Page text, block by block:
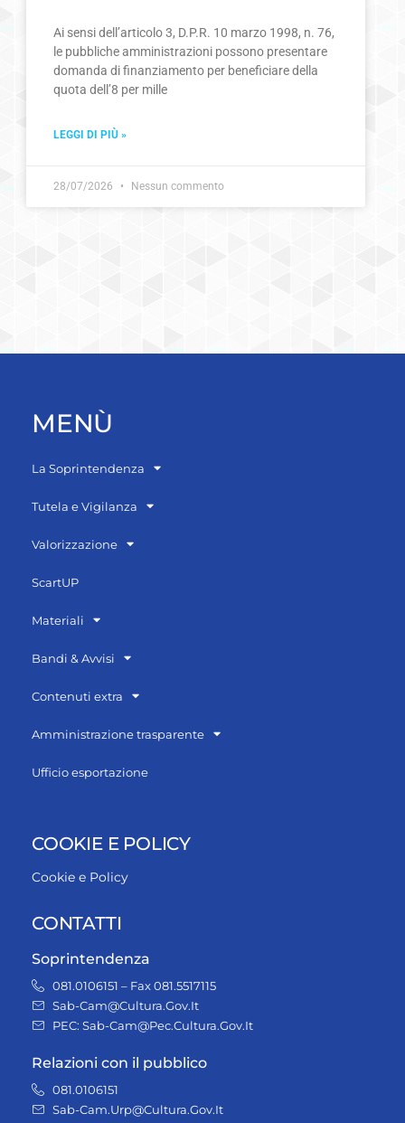
Ai sensi dell’articolo 3, D.P.R. 10 marzo 1998, n. 76,
le pubbliche amministrazioni possono presentare
domanda di finanziamento per beneficiare della
quota dell’8 per mille
LEGGI DI PIÙ »
28/07/2026 Nessun commento
MENÙ
La Soprintendenza
Tutela e Vigilanza
Valorizzazione
ScartUP
Materiali
Bandi & Avvisi
Contenuti extra
Amministrazione trasparente
Ufficio esportazione
COOKIE E POLICY
Cookie e Policy
CONTATTI
Soprintendenza
081.0106151 – Fax 081.5517115
Sab-Cam@Cultura.Gov.It
PEC: Sab-Cam@Pec.Cultura.Gov.It
Relazioni con il pubblico
081.0106151
Sab-Cam.Urp@Cultura.Gov.It